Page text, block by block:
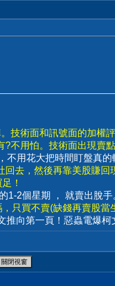
技術面和訊號面的加權評
不用怕。技術面出現賣
用花大把時間盯盤真的
去，然後再靠美股賺回
！
1-2個星期 ， 就賣出脫手
只買不賣(缺錢再賣股當
向第一頁！惡蟲電爆柯